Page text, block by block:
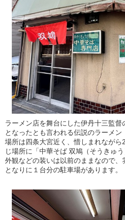
ラーメン店を舞台にした伊丹十三監
となったとも言われる伝説のラーメン
場所は四条大宮近く、惜しまれなが
じ場所に「中華そば 双鳩（そうきゅ
外観などの装いは以前のままなので、
となりに１台分の駐車場があります。